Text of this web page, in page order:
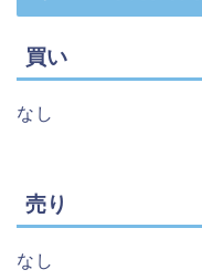
買い
なし
売り
なし